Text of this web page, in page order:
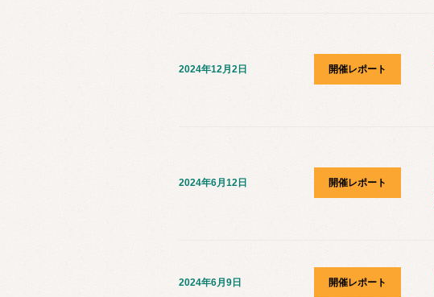
2024年12月2日 開催レポート
2024年6月12日 開催レポート
2024年6月9日 開催レポート